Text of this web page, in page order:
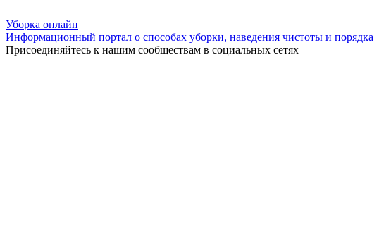
Уборка онлайн
Информационный портал о способах уборки, наведения чистоты и порядка
Присоединяйтесь к нашим сообществам в социальных сетях